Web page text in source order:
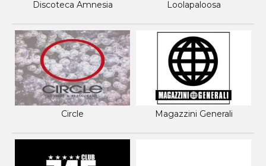
Discoteca Amnesia Loolapaloosa
Circle Magazzini Generali